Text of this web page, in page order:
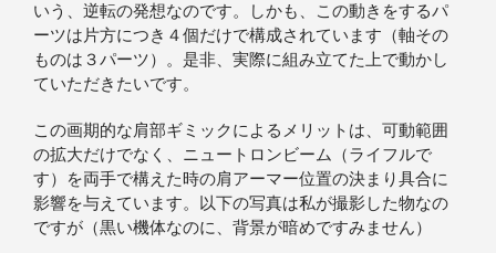
いう、逆転の発想なのです。しかも、この動きをするパ
ーツは片方につき４個だけで構成されています（軸その
ものは３パーツ）。是非、実際に組み立てた上で動かし
ていただきたいです。
この画期的な肩部ギミックによるメリットは、可動範囲
の拡大だけでなく、ニュートロンビーム（ライフルで
す）を両手で構えた時の肩アーマー位置の決まり具合に
影響を与えています。以下の写真は私が撮影した物なの
ですが（黒い機体なのに、背景が暗めですみません）